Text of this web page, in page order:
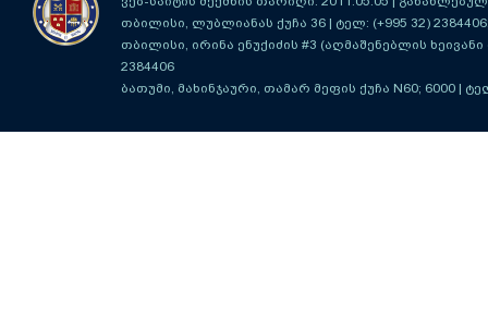
თბილისი, ლუბლიანას ქუჩა 36 | ტელ: (+995 32)
თბილისი, ირინა ენუქიძის #3 (აღმაშენებლის ხეივანი
2384406
ბათუმი, მახინჯაური, თამარ მეფის ქუჩა N60; 6000 |